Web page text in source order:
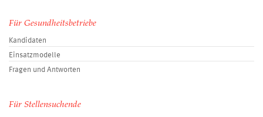
Für Gesundheitsbetriebe
Kandidaten
Einsatzmodelle
Fragen und Antworten
Für Stellensuchende